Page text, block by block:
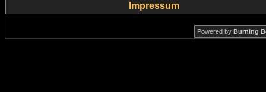
Impressum
Powered by Burning